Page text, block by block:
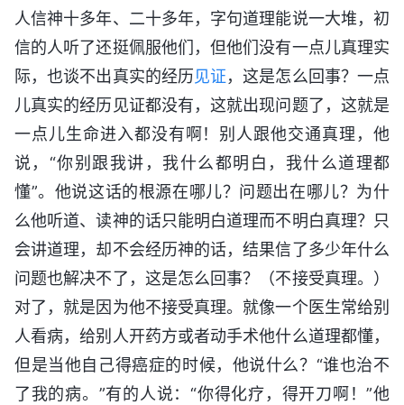
人信神十多年、二十多年，字句道理能说一大堆，初
信的人听了还挺佩服他们，但他们没有一点儿真理实
际，也谈不出真实的经历见证，这是怎么回事？一点
儿真实的经历见证都没有，这就出现问题了，这就是
一点儿生命进入都没有啊！别人跟他交通真理，他
说，“你别跟我讲，我什么都明白，我什么道理都
懂”。他说这话的根源在哪儿？问题出在哪儿？为什
么他听道、读神的话只能明白道理而不明白真理？只
会讲道理，却不会经历神的话，结果信了多少年什么
问题也解决不了，这是怎么回事？（不接受真理。）
对了，就是因为他不接受真理。就像一个医生常给别
人看病，给别人开药方或者动手术他什么道理都懂，
但是当他自己得癌症的时候，他说什么？“谁也治不
了我的病。”有的人说：“你得化疗，得开刀啊！”他